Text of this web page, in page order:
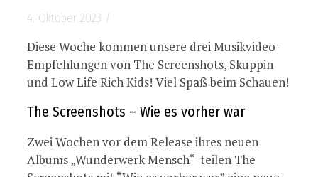
4. Oktober 2023 /
Diese Woche kommen unsere drei Musikvideo-
Empfehlungen von The Screenshots, Skuppin
und Low Life Rich Kids! Viel Spaß beim Schauen!
The Screenshots – Wie es vorher war
Zwei Wochen vor dem Release ihres neuen
Albums „Wunderwerk Mensch“ teilen The